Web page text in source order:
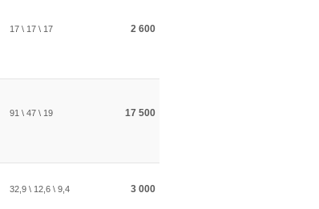
17 \ 17 \ 17 2 600
91 \ 47 \ 19 17 500
32,9 \ 12,6 \ 9,4 3 000